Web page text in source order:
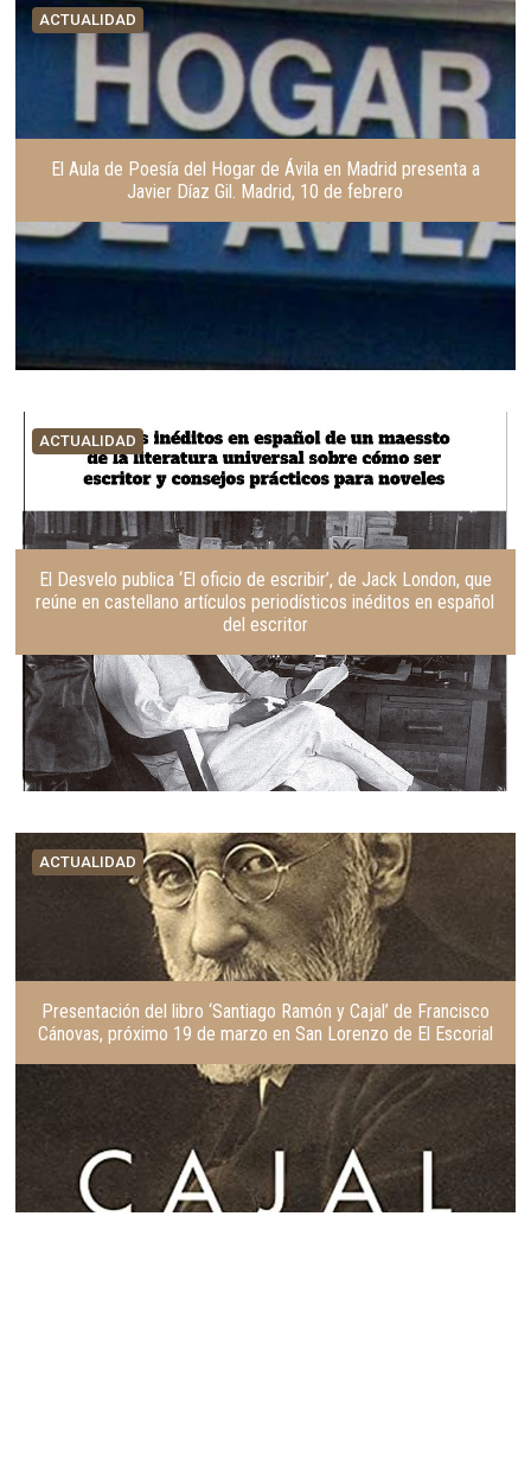
ACTUALIDAD
El Aula de Poesía del Hogar de Ávila en Madrid presenta a
Javier Díaz Gil. Madrid, 10 de febrero
ACTUALIDAD
El Desvelo publica ‘El oficio de escribir’, de Jack London, que
reúne en castellano artículos periodísticos inéditos en español
del escritor
ACTUALIDAD
Presentación del libro ‘Santiago Ramón y Cajal’ de Francisco
Cánovas, próximo 19 de marzo en San Lorenzo de El Escorial